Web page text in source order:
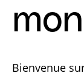
Bienvenue